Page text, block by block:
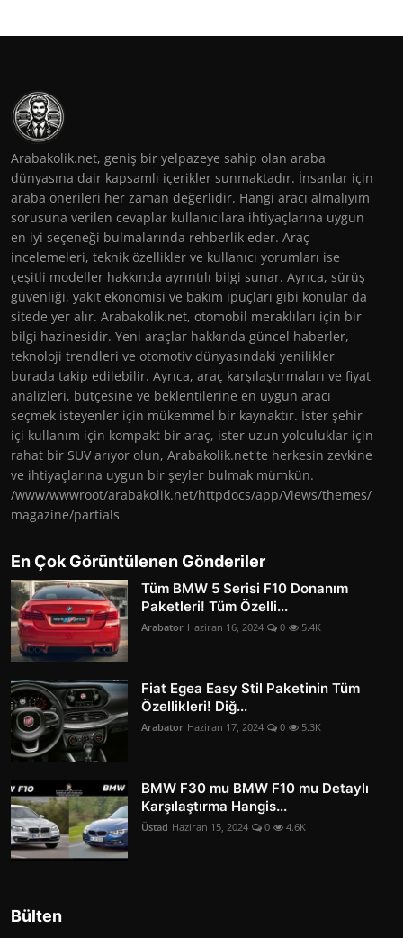
Arabakolik.net, geniş bir yelpazeye sahip olan araba
dünyasına dair kapsamlı içerikler sunmaktadır. İnsanlar için
araba önerileri her zaman değerlidir. Hangi aracı almalıyım
sorusuna verilen cevaplar kullanıcılara ihtiyaçlarına uygun
en iyi seçeneği bulmalarında rehberlik eder. Araç
incelemeleri, teknik özellikler ve kullanıcı yorumları ise
çeşitli modeller hakkında ayrıntılı bilgi sunar. Ayrıca, sürüş
güvenliği, yakıt ekonomisi ve bakım ipuçları gibi konular da
sitede yer alır. Arabakolik.net, otomobil meraklıları için bir
bilgi hazinesidir. Yeni araçlar hakkında güncel haberler,
teknoloji trendleri ve otomotiv dünyasındaki yenilikler
burada takip edilebilir. Ayrıca, araç karşılaştırmaları ve fiyat
analizleri, bütçesine ve beklentilerine en uygun aracı
seçmek isteyenler için mükemmel bir kaynaktır. İster şehir
içi kullanım için kompakt bir araç, ister uzun yolculuklar için
rahat bir SUV arıyor olun, Arabakolik.net'te herkesin zevkine
ve ihtiyaçlarına uygun bir şeyler bulmak mümkün.
/www/wwwroot/arabakolik.net/httpdocs/app/Views/themes/
magazine/partials
En Çok Görüntülenen Gönderiler
Tüm BMW 5 Serisi F10 Donanım
Paketleri! Tüm Özelli...
Arabator Haziran 16, 2024 0 5.4K
Fiat Egea Easy Stil Paketinin Tüm
Özellikleri! Diğ...
Arabator Haziran 17, 2024 0 5.3K
BMW F30 mu BMW F10 mu Detaylı
Karşılaştırma Hangis...
Üstad Haziran 15, 2024 0 4.6K
Bülten